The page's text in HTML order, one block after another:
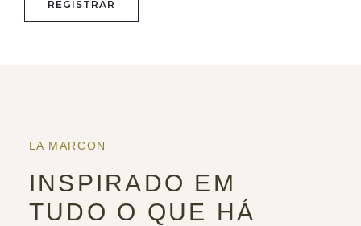
LA MARCON
INSPIRADO EM
TUDO O QUE HÁ